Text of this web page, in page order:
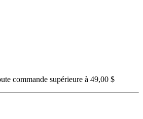
commande supérieure à 49,00 $